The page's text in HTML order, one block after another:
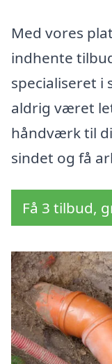
Med vores
indhente
specialiseret
aldrig været
håndværk til
sindet og få
Få 3 tilbud,